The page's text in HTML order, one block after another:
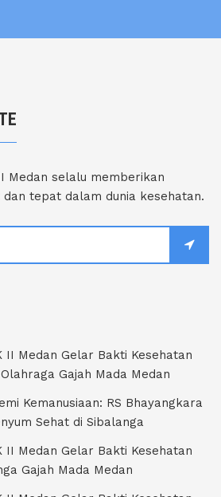
Medan selalu memberikan
tepat dalam dunia kesehatan.
II Medan Gelar Bakti Kesehatan
Gajah Mada Medan
Kemanusiaan: RS Bhayangkara
Sehat di Sibalanga
II Medan Gelar Bakti Kesehatan
Gajah Mada Medan